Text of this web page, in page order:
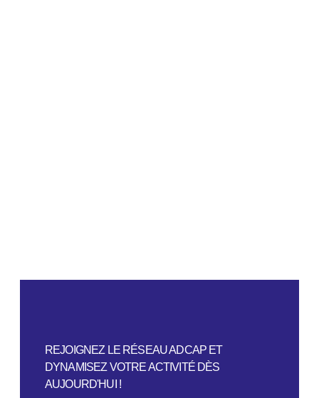
REJOIGNEZ LE RÉSEAU ADCAP ET
DYNAMISEZ VOTRE ACTIVITÉ DÈS
AUJOURD'HUI !